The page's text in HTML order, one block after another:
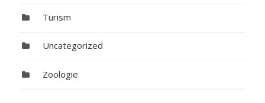
Turism
Uncategorized
Zoologie